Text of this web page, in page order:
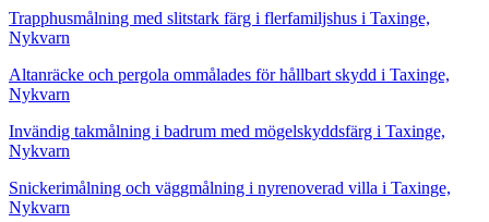
Trapphusmålning med slitstark färg i flerfamiljshus i Taxinge,
Nykvarn
Altanräcke och pergola ommålades för hållbart skydd i Taxinge,
Nykvarn
Invändig takmålning i badrum med mögelskyddsfärg i Taxinge,
Nykvarn
Snickerimålning och väggmålning i nyrenoverad villa i Taxinge,
Nykvarn